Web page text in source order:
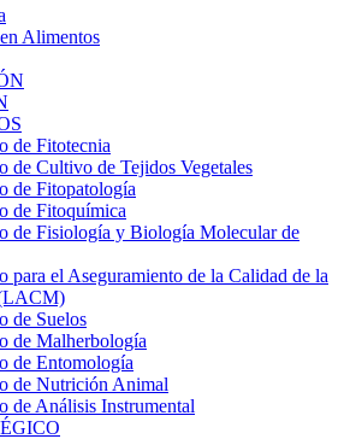
Alimentos
de Fitotecnia
de Cultivo de Tejidos Vegetales
de Fitopatología
de Fitoquímica
de Fisiología y Biología Molecular de
para el Aseguramiento de la Calidad de la
de Suelos
de Malherbología
de Entomología
de Nutrición Animal
de Análisis Instrumental